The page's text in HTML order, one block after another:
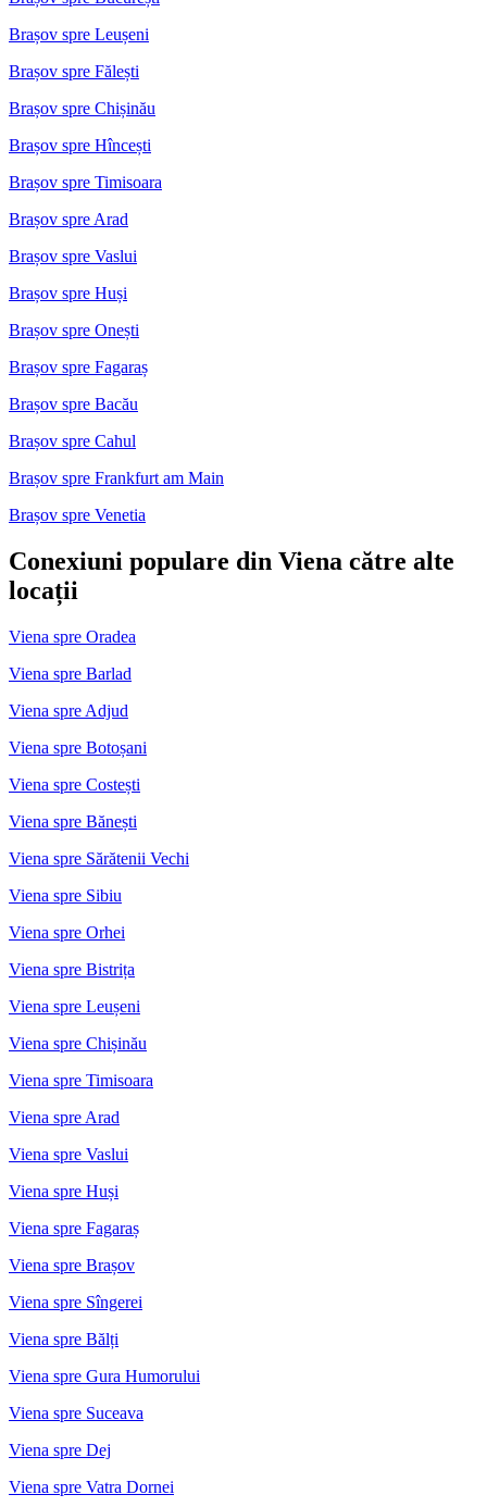
Brașov spre Leușeni
Brașov spre Fălești
Brașov spre Chișinău
Brașov spre Hîncești
Brașov spre Timisoara
Brașov spre Arad
Brașov spre Vaslui
Brașov spre Huși
Brașov spre Onești
Brașov spre Fagaraș
Brașov spre Bacău
Brașov spre Cahul
Brașov spre Frankfurt am Main
Brașov spre Venetia
Conexiuni populare din Viena către alte
locații
Viena spre Oradea
Viena spre Barlad
Viena spre Adjud
Viena spre Botoșani
Viena spre Costești
Viena spre Bănești
Viena spre Sărătenii Vechi
Viena spre Sibiu
Viena spre Orhei
Viena spre Bistrița
Viena spre Leușeni
Viena spre Chișinău
Viena spre Timisoara
Viena spre Arad
Viena spre Vaslui
Viena spre Huși
Viena spre Fagaraș
Viena spre Brașov
Viena spre Sîngerei
Viena spre Bălți
Viena spre Gura Humorului
Viena spre Suceava
Viena spre Dej
Viena spre Vatra Dornei